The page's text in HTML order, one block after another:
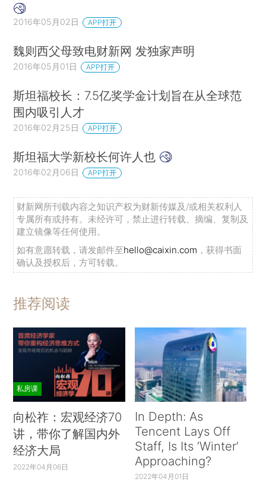
2016年05月02日 APP打开
魏则西父母致电财新网 发独家声明
2016年05月01日 APP打开
斯坦福校长：7.5亿奖学金计划旨在从全球范
围内吸引人才
2016年02月25日 APP打开
斯坦福大学新校长何许人也
2016年02月06日 APP打开
财新网所刊载内容之知识产权为财新传媒及/或相关权利人
专属所有或持有。未经许可，禁止进行转载、摘编、复制及
建立镜像等任何使用。
如有意愿转载，请发邮件至hello@caixin.com ，获得书面
确认及授权后，方可转载。
推荐阅读
私房课
向松祚：宏观经济70
讲，带你了解国内外
经济大局
2022年04月06日
In Depth: As
Tencent Lays Off
Staff, Is Its ‘Winter’
Approaching?
2022年04月01日